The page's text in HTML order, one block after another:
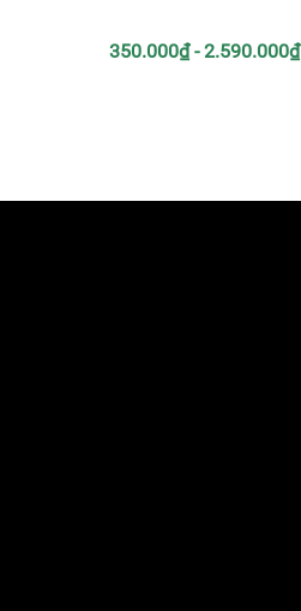
350.000₫ - 2.590.000₫